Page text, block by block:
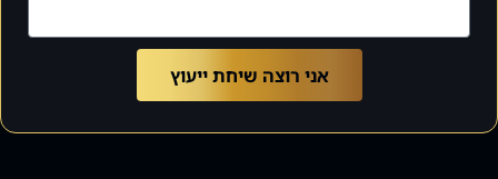
אני רוצה שיחת ייעוץ